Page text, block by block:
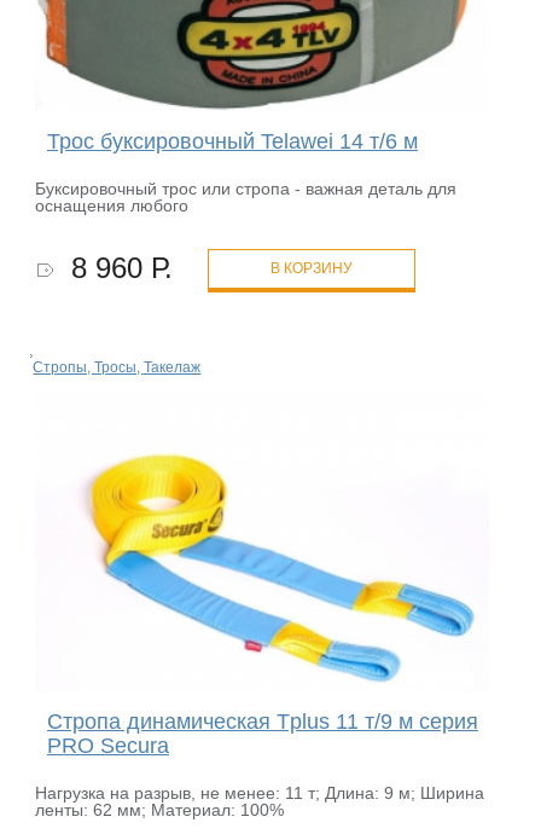
Трос буксировочный Telawei 14 т/6 м
Буксировочный трос или стропа - важная деталь для
оснащения любого
8 960 Р. В КОРЗИНУ
Стропы, Тросы, Такелаж
Стропа динамическая Tplus 11 т/9 м серия
PRO Secura
Нагрузка на разрыв, не менее: 11 т; Длина: 9 м; Ширина
ленты: 62 мм; Материал: 100%